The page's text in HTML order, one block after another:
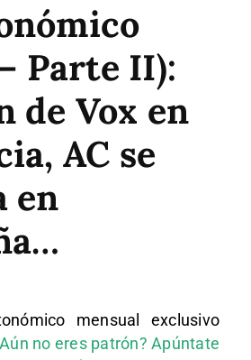
Parte II):
de Vox en
AC se
en
mensual exclusivo
no eres patrón? Apúntate